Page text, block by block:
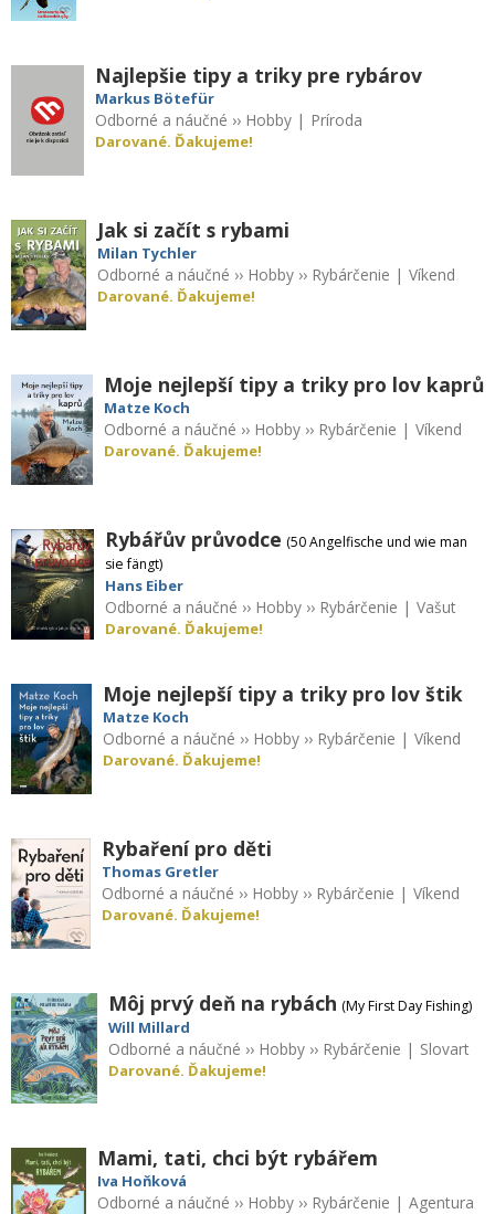
Najlepšie tipy a triky pre rybárov
Markus Bötefür
Odborné a náučné ›› Hobby | Príroda
Darované. Ďakujeme!
Jak si začít s rybami
Milan Tychler
Odborné a náučné ›› Hobby›› Rybárčenie | Víkend
Darované. Ďakujeme!
Moje nejlepší tipy a triky pro lov kaprů
Matze Koch
Odborné a náučné ›› Hobby›› Rybárčenie | Víkend
Darované. Ďakujeme!
Rybářův průvodce (50 Angelfische und wie man
sie fängt)
Hans Eiber
Odborné a náučné ›› Hobby ›› Rybárčenie |Vašut
Darované. Ďakujeme!
Moje nejlepší tipy a triky pro lov štik
Matze Koch
Odborné a náučné ›› Hobby›› Rybárčenie | Víkend
Darované. Ďakujeme!
Rybaření pro děti
Thomas Gretler
Odborné a náučné ›› Hobby ›› Rybárčenie |Víkend
Darované. Ďakujeme!
Môj prvý deň na rybách (My First Day Fishing)
Will Millard
Odborné a náučné ›› Hobby ›› Rybárčenie | Slovart
Darované. Ďakujeme!
Mami, tati, chci být rybářem
Iva Hoňková
Odborné a náučné ›› Hobby ›› Rybárčenie |Agentura